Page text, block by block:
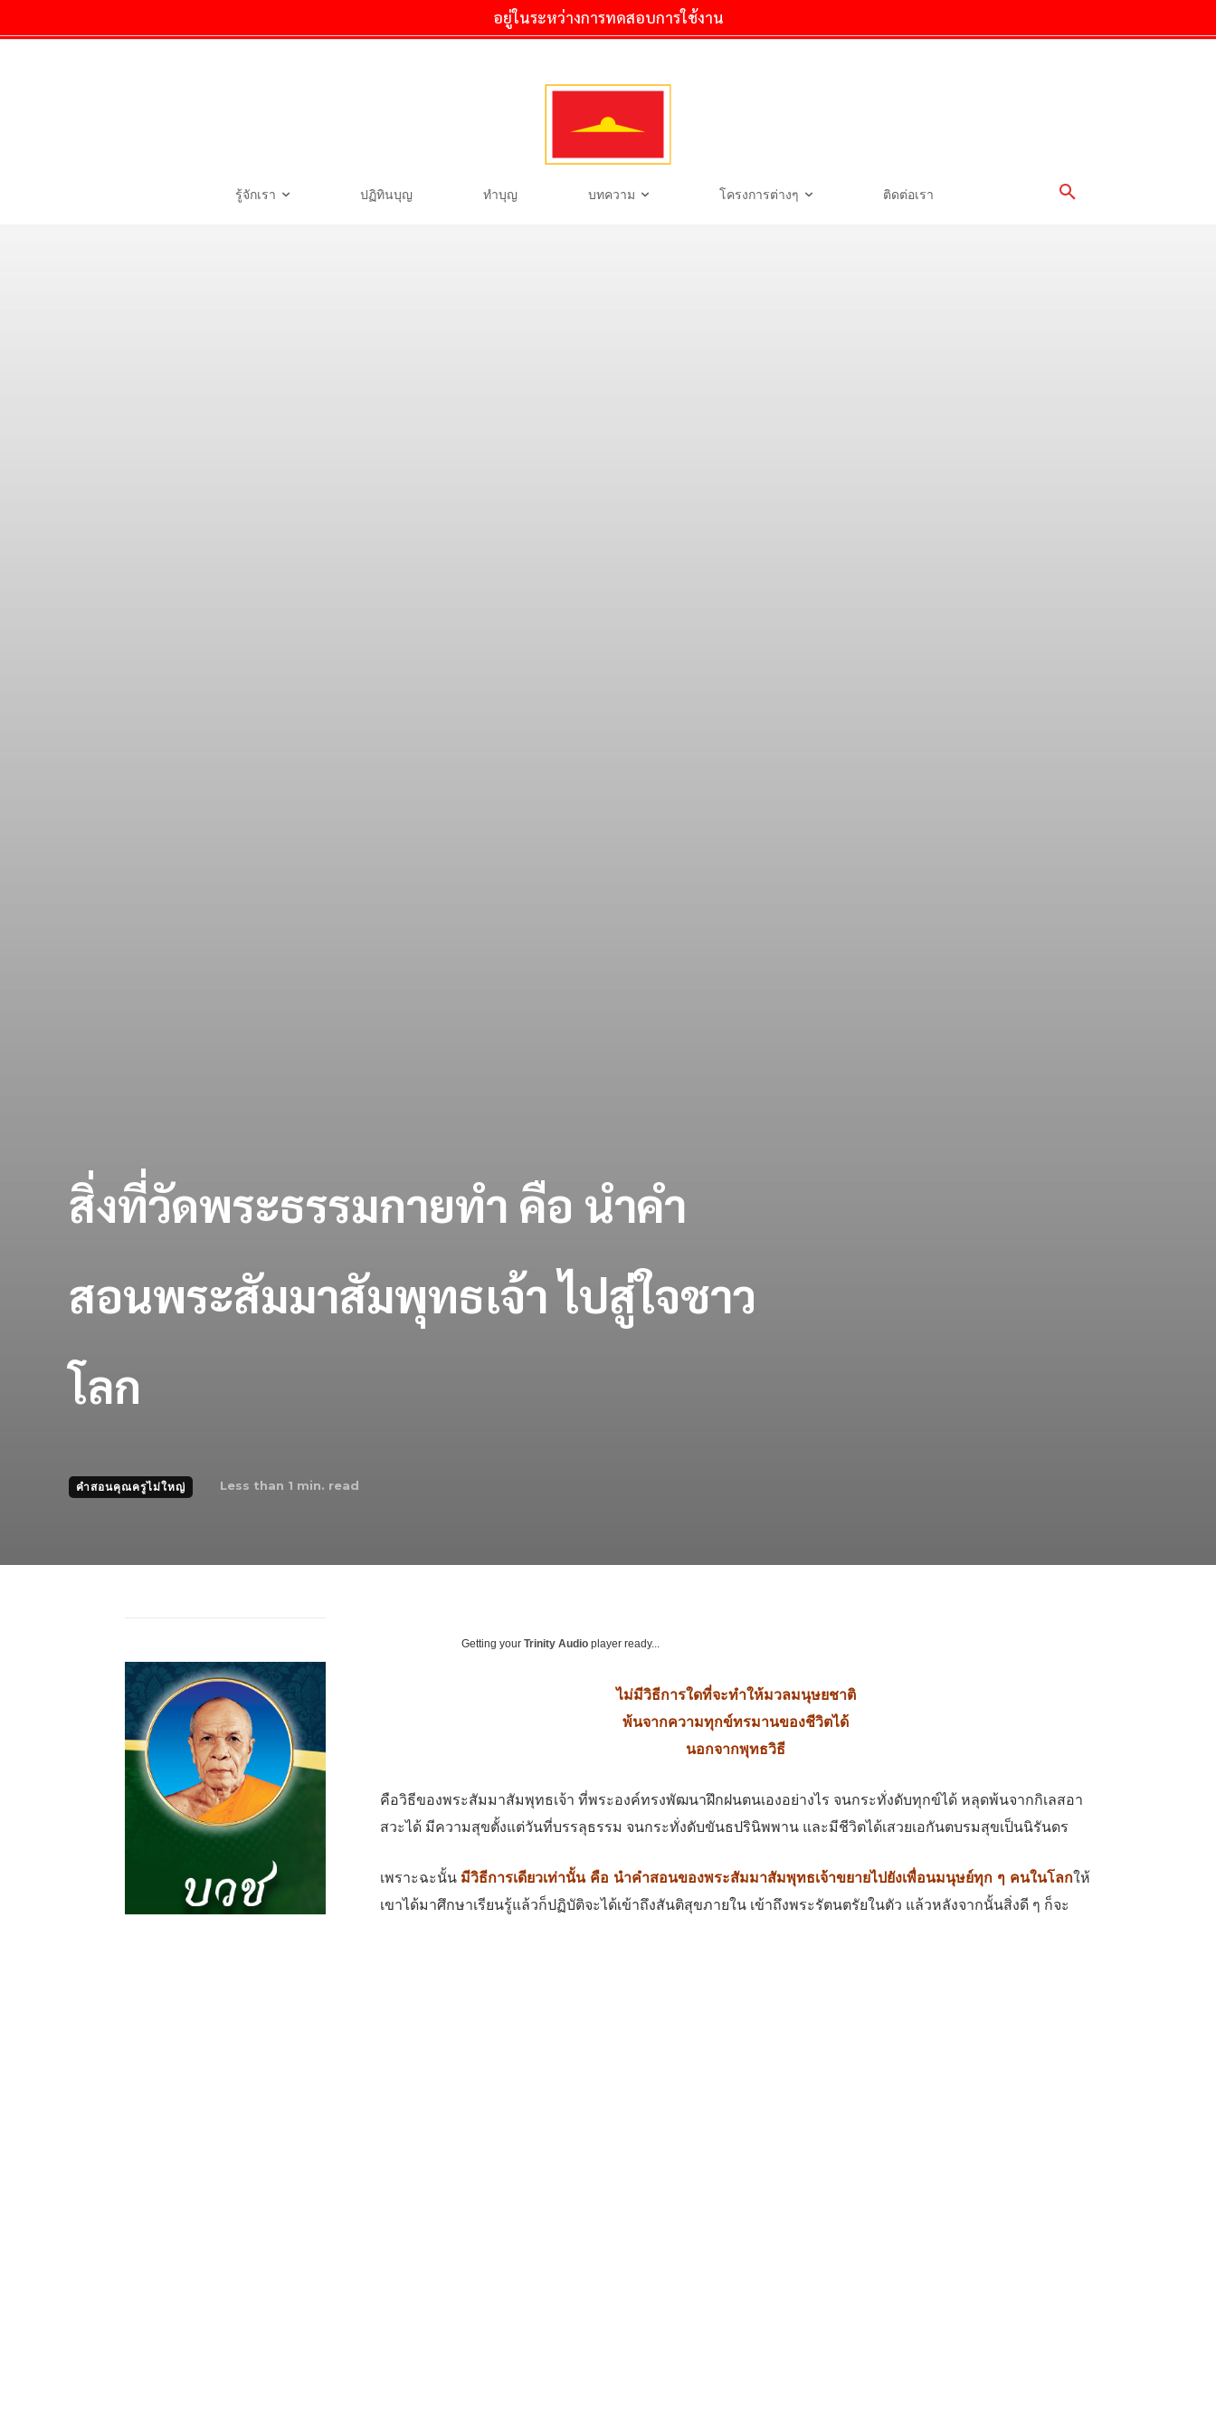
อยู่ในระหว่างการทดสอบการใช้งาน
รู้จักเรา ปฏิทินบุญ ทำบุญ บทความ โครงการต่างๆ ติดต่อเรา
สิ่งที่วัดพระธรรมกายทํา คือ นําคํา
สอนพระสัมมาสัมพุทธเจ้า ไปสู่ใจชาว
โลก
คำสอนคุณครูไม่ใหญ่ Less than 1 min. read
Getting your Trinity Audio player ready...
ไม่มีวิธีการใดที่จะทําให้มวลมนุษยชาติ
พ้นจากความทุกข์ทรมานของชีวิตได้
นอกจากพุทธวิธี
คือวิธีของพระสัมมาสัมพุทธเจ้า ที่พระองค์ทรงพัฒนาฝึกฝนตนเองอย่างไร จนกระทั่งดับทุกข์ได้ หลุดพ้นจากกิเลสอา
สวะได้ มีความสุขตั้งแต่วันที่บรรลุธรรม จนกระทั่งดับขันธปรินิพพาน และมีชีวิตได้เสวยเอกันตบรมสุขเป็นนิรันดร
เพราะฉะนั้น มีวิธีการเดียวเท่านั้น คือ นําคําสอนของพระสัมมาสัมพุทธเจ้าขยายไปยังเพื่อนมนุษย์ทุก ๆ คนในโลกให้
เขาได้มาศึกษาเรียนรู้แล้วก็ปฏิบัติจะได้เข้าถึงสันติสุขภายใน เข้าถึงพระรัตนตรัยในตัว แล้วหลังจากนั้นสิ่งดี ๆ ก็จะ